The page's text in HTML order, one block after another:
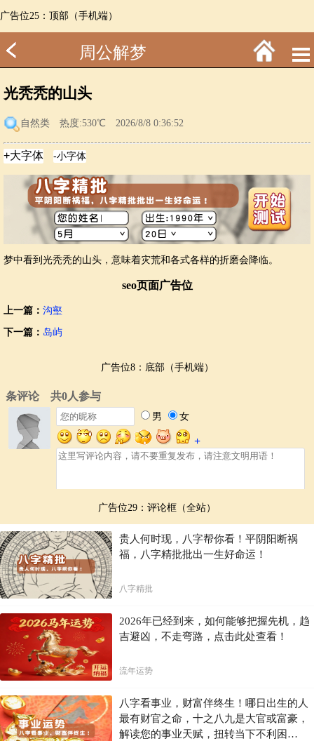
广告位25：顶部（手机端）
周公解梦
光秃秃的山头
自然类 热度:530℃ 2026/8/8 0:36:52
梦中看到光秃秃的山头，意味着灾荒和各式各样的折磨会降临。
seo页面广告位
上一篇： 沟壑
下一篇： 岛屿
广告位8：底部（手机端）
广告位29：评论框（全站）
贵人何时现，八字帮你看！平阴阳断祸
福，八字精批批出一生好命运！
八字精批
2026年已经到来，如何能够把握先机，趋
吉避凶，不走弯路，点击此处查看！
流年运势
八字看事业，财富伴终生！哪日出生的人
最有财官之命，十之八九是大官或富豪，
解读您的事业天赋，扭转当下不利困